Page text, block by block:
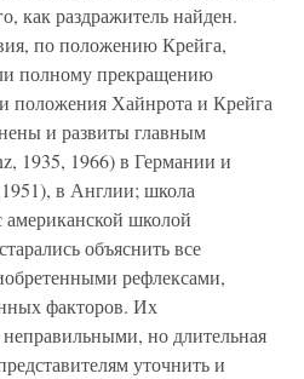
как раздражитель найден.
по положению Крейга,
полному прекращению
положения Хайнрота и Крейга
и развиты главным
1935, 1966) в Германии и
в Англии; школа
американской школой
объяснить все
рефлексами,
факторов. Их
неправильными, но длительная
уточнить и